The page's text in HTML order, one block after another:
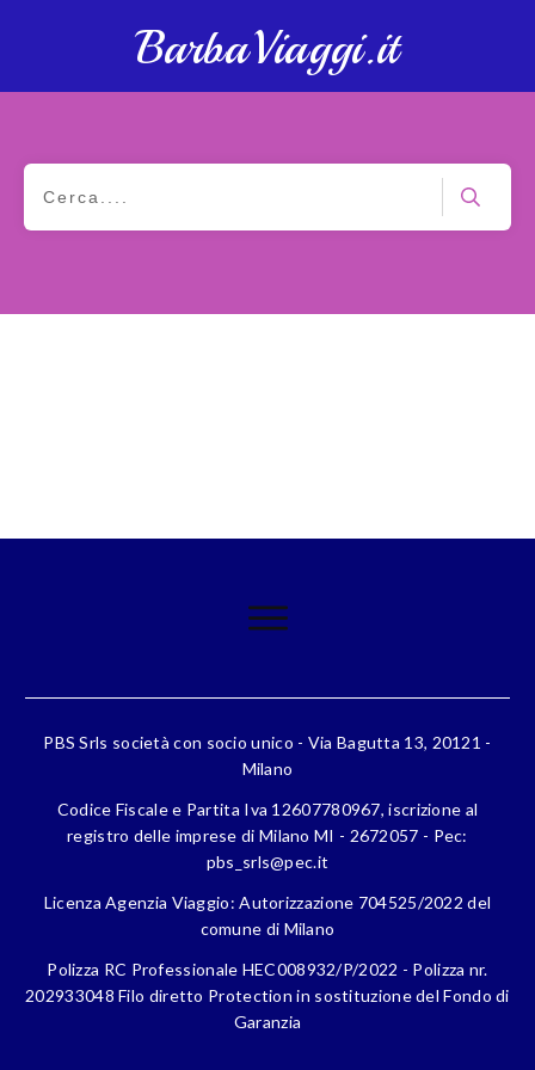
BarbaViaggi.it
PBS Srls società con socio unico - Via Bagutta 13, 20121 -
Milano
Codice Fiscale e Partita Iva 12607780967, iscrizione al
registro delle imprese di Milano MI - 2672057 - Pec:
pbs_srls@pec.it
Licenza Agenzia Viaggio: Autorizzazione 704525/2022 del
comune di Milano
Polizza RC Professionale HEC008932/P/2022 - Polizza nr.
202933048 Filo diretto Protection in sostituzione del Fondo di
Garanzia